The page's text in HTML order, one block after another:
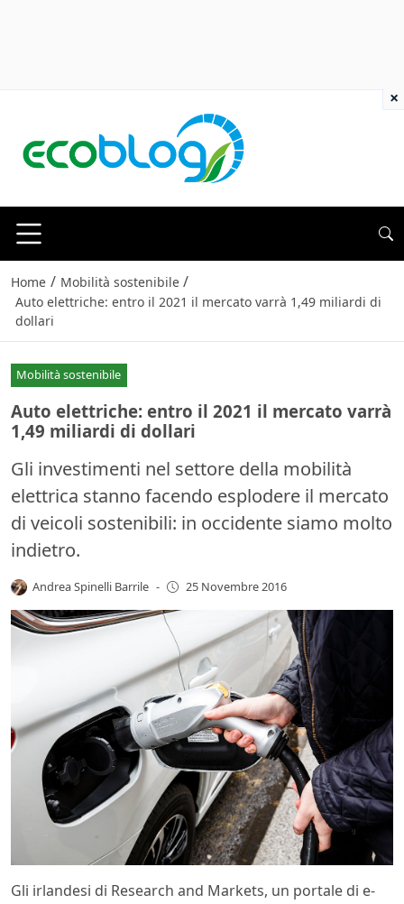
Home / Mobilità sostenibile /
Auto elettriche: entro il 2021 il mercato varrà 1,49 miliardi di
dollari
Mobilità sostenibile
Auto elettriche: entro il 2021 il mercato varrà
1,49 miliardi di dollari
Gli investimenti nel settore della mobilità
elettrica stanno facendo esplodere il mercato
di veicoli sostenibili: in occidente siamo molto
indietro.
Andrea Spinelli Barrile - 25 Novembre 2016
Gli irlandesi di Research and Markets, un portale di e-
×